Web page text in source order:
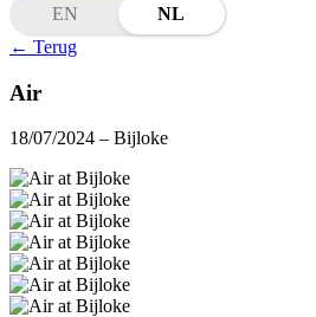
EN
NL
← Terug
Air
18/07/2024 – Bijloke